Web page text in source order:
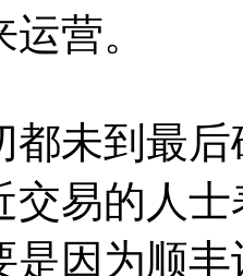
营。
到最后
交易的人
是因为顺